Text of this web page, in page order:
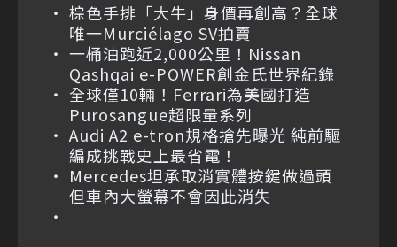
棕色手排「大牛」身價再創高？全球
唯一Murciélago SV拍賣
一桶油跑近2,000公里！Nissan
Qashqai e-POWER創金氏世界紀錄
全球僅10輛！Ferrari為美國打造
Purosangue超限量系列
Audi A2 e-tron規格搶先曝光 純前驅
編成挑戰史上最省電！
Mercedes坦承取消實體按鍵做過頭
但車內大螢幕不會因此消失